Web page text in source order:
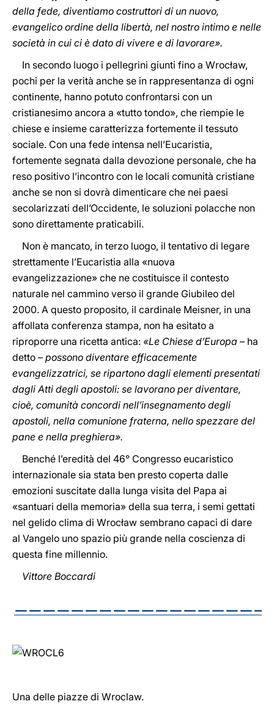
della fede, diventiamo costruttori di un nuovo,
evangelico ordine della libertà, nel nostro intimo e nelle
società in cui ci è dato di vivere e di lavorare».
In secondo luogo i pellegrini giunti fino a Wrocław,
pochi per la verità anche se in rappresentanza di ogni
continente, hanno potuto confrontarsi con un
cristianesimo ancora a «tutto tondo», che riempie le
chiese e insieme caratterizza fortemente il tessuto
sociale. Con una fede intensa nell’Eucaristia,
fortemente segnata dalla devozione personale, che ha
reso positivo l’incontro con le locali comunità cristiane
anche se non si dovrà dimenticare che nei paesi
secolarizzati dell’Occidente, le soluzioni polacche non
sono direttamente praticabili.
Non è mancato, in terzo luogo, il tentativo di legare
strettamente l’Eucaristia alla «nuova
evangelizzazione» che ne costituisce il contesto
naturale nel cammino verso il grande Giubileo del
2000. A questo proposito, il cardinale Meisner, in una
affollata conferenza stampa, non ha esitato a
riproporre una ricetta antica: «Le Chiese d’Europa – ha
detto – possono diventare efficacemente
evangelizzatrici, se ripartono dagli elementi presentati
dagli Atti degli apostoli: se lavorano per diventare,
cioè, comunità concordi nell’insegnamento degli
apostoli, nella comunione fraterna, nello spezzare del
pane e nella preghiera».
Benché l’eredità del 46° Congresso eucaristico
internazionale sia stata ben presto coperta dalle
emozioni suscitate dalla lunga visita del Papa ai
«santuari della memoria» della sua terra, i semi gettati
nel gelido clima di Wrocław sembrano capaci di dare
al Vangelo uno spazio più grande nella coscienza di
questa fine millennio.
Vittore Boccardi
Una delle piazze di Wroclaw.